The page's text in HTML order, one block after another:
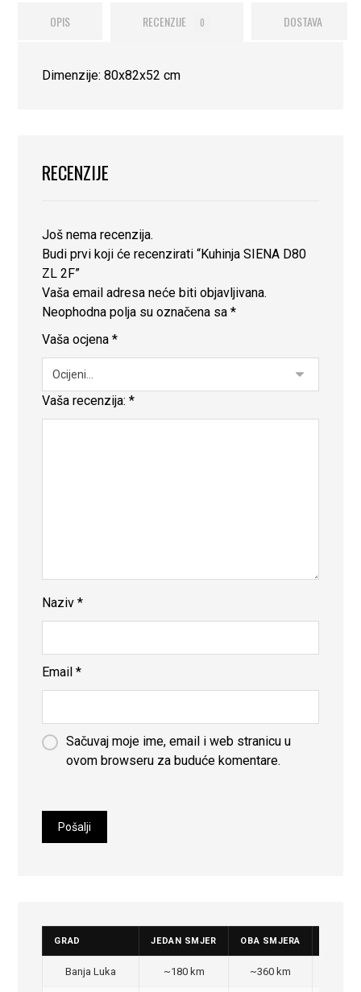
OPIS RECENZIJE 0 DOSTAVA
Dimenzije: 80x82x52 cm
RECENZIJE
Još nema recenzija.
Budi prvi koji će recenzirati “Kuhinja SIENA D80
ZL 2F”
Vaša email adresa neće biti objavljivana.
Neophodna polja su označena sa*
Vaša ocjena*
Vaša recenzija:*
Naziv*
Email*
Sačuvaj moje ime, email i web stranicu u
ovom browseru za buduće komentare.
GRAD JEDAN SMJER OBA SMJERA
Banja Luka ~180 km ~360 km